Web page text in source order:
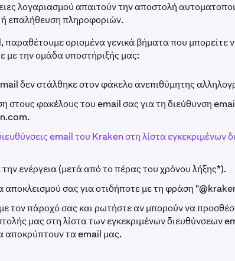
λογαριασμού απαιτούν την αποστολή
ή επαλήθευση πληροφοριών.
παραθέτουμε ορισμένα γενικά βήματα που μπορείτε
με την ομάδα υποστήριξής μας:
δεν στάλθηκε στον φάκελο ανεπιθύμητης
στους φακέλους του email σας για τη διεύθυνση
.
email του Kraken στη λίστα εγκεκριμένων
ενέργεια (μετά από το πέρας του χρόνου λήξης*).
αποκλεισμού σας για οτιδήποτε με τη φράση
τον πάροχό σας και ρωτήστε αν μπορούν να
μας στη λίστα των εγκεκριμένων διευθύνσεων
αποκρύπτουν τα email μας.